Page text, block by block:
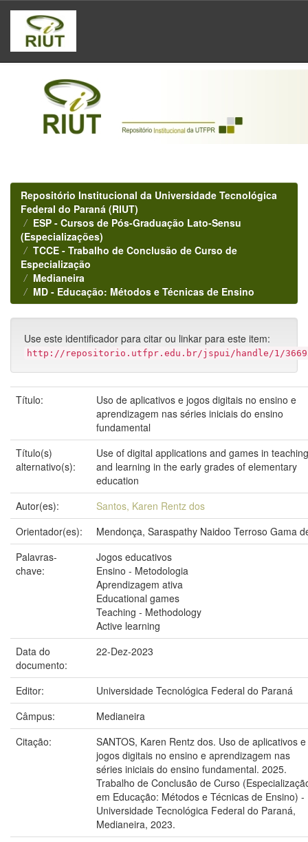
Skip
navigation
Repositório Institucional da Universidade Tecnológica
Federal do Paraná (RIUT)
ESP - Cursos de Pós-Graduação Lato-Sensu
(Especializações)
TCCE - Trabalho de Conclusão de Curso de
Especialização
Medianeira
MD - Educação: Métodos e Técnicas de Ensino
Use este identificador para citar ou linkar para este item:
http://repositorio.utfpr.edu.br/jspui/handle/1/
Título:
Uso de aplicativos e jogos digitais no ensino e
aprendizagem nas séries iniciais do ensino
fundamental
Título(s)
alternativo(s):
Use of digital applications and games in teaching
and learning in the early grades of elementary
education
Autor(es):
Santos, Karen Rentz dos
Orientador(es):
Mendonça, Saraspathy Naidoo Terroso Gama
Palavras-
chave:
Jogos educativos
Ensino - Metodologia
Aprendizagem ativa
Educational games
Teaching - Methodology
Active learning
Data do
documento:
22-Dez-2023
Editor:
Universidade Tecnológica Federal do Paraná
Câmpus:
Medianeira
Citação:
SANTOS, Karen Rentz dos. Uso de aplicativos e
jogos digitais no ensino e aprendizagem nas
séries iniciais do ensino fundamental. 2025.
Trabalho de Conclusão de Curso
em Educação: Métodos e Técnicas de Ensino) -
Universidade Tecnológica Federal do Paraná,
Medianeira, 2023.